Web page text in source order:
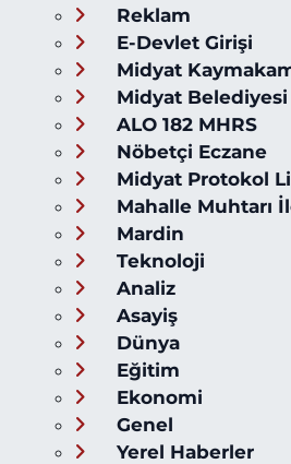
Reklam
E-Devlet Girişi
Midyat
Midyat Belediyesi
ALO 182 MHRS
Nöbetçi Eczane
Midyat Protokol
Mahalle Muhtarı
Mardin
Teknoloji
Analiz
Asayiş
Dünya
Eğitim
Ekonomi
Genel
Yerel Haberler